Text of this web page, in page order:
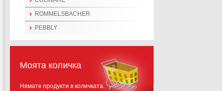
ROMMELSBACHER
PEBBLY
Моята количка
Нямате продукти в количката.